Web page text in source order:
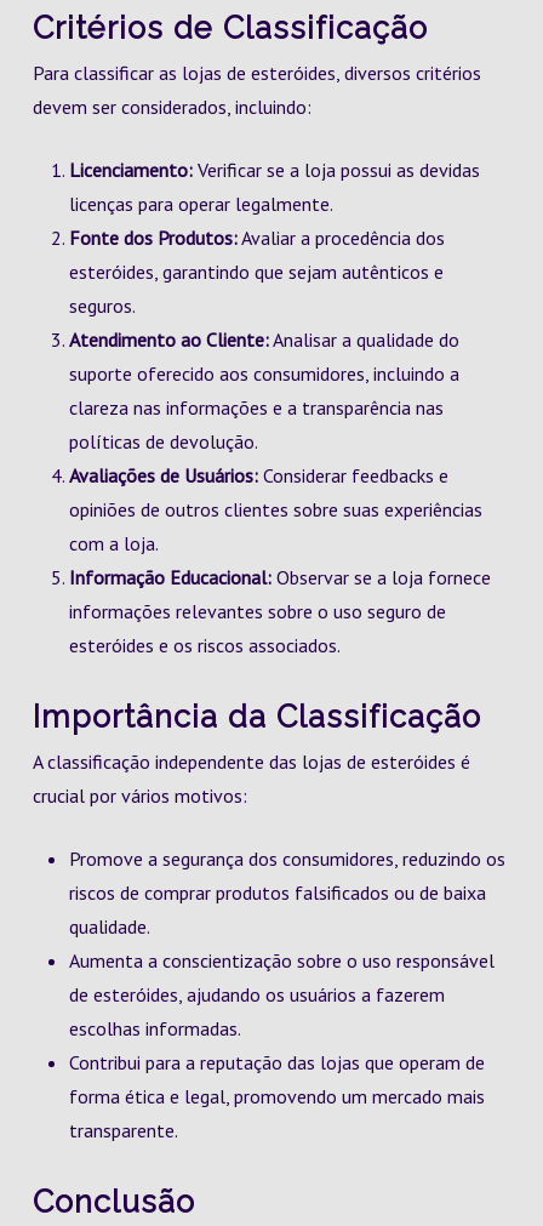
Critérios de Classificação
Para classificar as lojas de esteróides, diversos critérios
devem ser considerados, incluindo:
Licenciamento:Verificar se a loja possui as devidas
licenças para operar legalmente.
Fonte dos Produtos:Avaliar a procedência dos
esteróides, garantindo que sejam autênticos e
seguros.
Atendimento ao Cliente:Analisar a qualidade do
suporte oferecido aos consumidores, incluindo a
clareza nas informações e a transparência nas
políticas de devolução.
Avaliações de Usuários:Considerar feedbacks e
opiniões de outros clientes sobre suas experiências
com a loja.
Informação Educacional:Observar se a loja fornece
informações relevantes sobre o uso seguro de
esteróides e os riscos associados.
Importância da Classificação
A classificação independente das lojas de esteróides é
crucial por vários motivos:
Promove a segurança dos consumidores, reduzindo os
riscos de comprar produtos falsificados ou de baixa
qualidade.
Aumenta a conscientização sobre o uso responsável
de esteróides, ajudando os usuários a fazerem
escolhas informadas.
Contribui para a reputação das lojas que operam de
forma ética e legal, promovendo um mercado mais
transparente.
Conclusão